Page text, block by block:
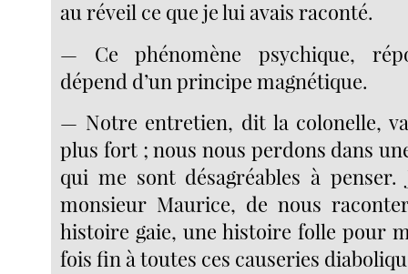
au réveil ce que je lui avais raconté.
— Ce phénomène psychique,
dépend d’un principe magnétique.
— Notre entretien, dit la colonelle,
plus fort ; nous nous perdons dans
qui me sont désagréables à penser.
monsieur Maurice, de nous
histoire gaie, une histoire folle pour
fois fin à toutes ces causeries